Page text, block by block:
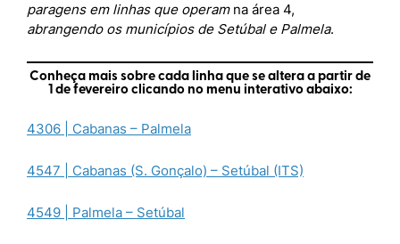
paragens em linhas que operamna área 4,
abrangendo os municípios de Setúbal e Palmela.
Conheça mais sobre cada linha que se altera a partir de
1 de fevereiro clicando no menu interativo abaixo:
4306 | Cabanas – Palmela
4547 | Cabanas (S. Gonçalo) – Setúbal (ITS)
4549 | Palmela – Setúbal